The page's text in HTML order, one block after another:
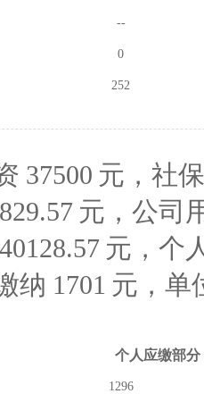
--
0
252
37500 元，社
元，公司
40128.57 元，个
纳 1701 元，单
个人应缴部分
1296